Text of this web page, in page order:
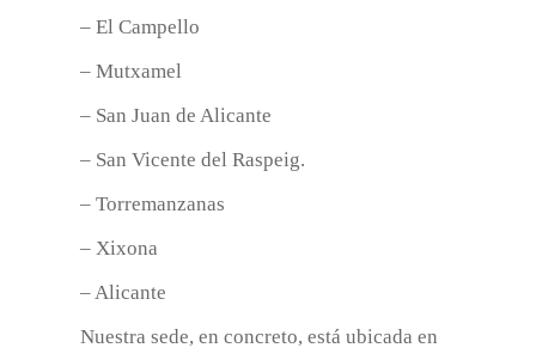
– El Campello
– Mutxamel
– San Juan de Alicante
– San Vicente del Raspeig.
– Torremanzanas
– Xixona
– Alicante
Nuestra sede, en concreto, está ubicada en